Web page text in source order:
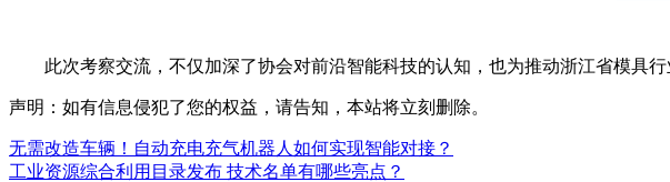
此次考察交流，不仅加深了协会对前沿智能科技的认知，也为推动浙江省模具行
声明：如有信息侵犯了您的权益，请告知，本站将立刻删除。
无需改造车辆！自动充电充气机器人如何实现智能对接？
工业资源综合利用目录发布 技术名单有哪些亮点？